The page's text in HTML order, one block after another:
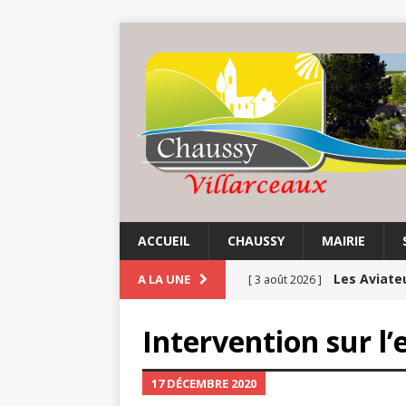
ACCUEIL CHAUSSY MAIRIE
A LA UNE [ 3 août 2026 ] Les
[ 1 août 2026 ] Balade au
COMMUNE
Intervention sur
17 DÉCEMBRE 2020